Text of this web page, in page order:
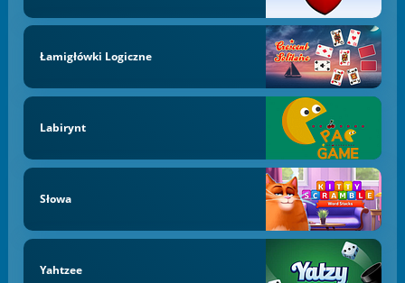
Łamigłówki Logiczne
Labirynt
Słowa
Yahtzee